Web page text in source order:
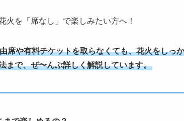
火を「席なし」で楽しみたい方へ！
席や有料チケットを取らなくても、花火をしっ
まで、ぜ〜んぶ詳しく解説しています。